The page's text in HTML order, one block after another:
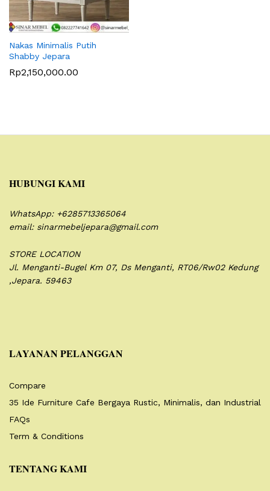
Nakas Minimalis Putih
Shabby Jepara
Rp2,150,000.00
HUBUNGI KAMI
WhatsApp: +6285713365064
email: sinarmebeljepara@gmail.com
STORE LOCATION
Jl. Menganti-Bugel Km 07, Ds Menganti, RT06/Rw02 Kedung
,Jepara. 59463
LAYANAN PELANGGAN
Compare
35 Ide Furniture Cafe Bergaya Rustic, Minimalis, dan Industrial
FAQs
Term & Conditions
TENTANG KAMI